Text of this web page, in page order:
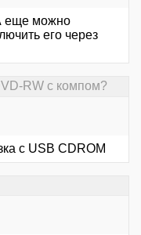
еще можно
его через
RW с компом?
с USB CDROM